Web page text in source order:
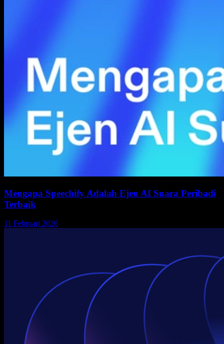
Mengapa Speechify Adalah Ejen AI Suara Peribadi
Terbaik
11 Februari 2026